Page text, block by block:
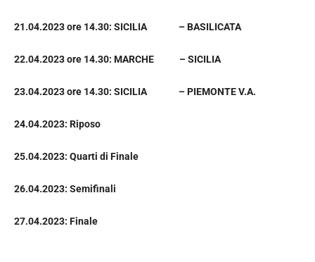
21.04.2023 ore 14.30: SICILIA – BASILICATA
22.04.2023 ore 14.30: MARCHE – SICILIA
23.04.2023 ore 14.30: SICILIA – PIEMONTE V.A.
24.04.2023: Riposo
25.04.2023: Quarti di Finale
26.04.2023: Semifinali
27.04.2023: Finale